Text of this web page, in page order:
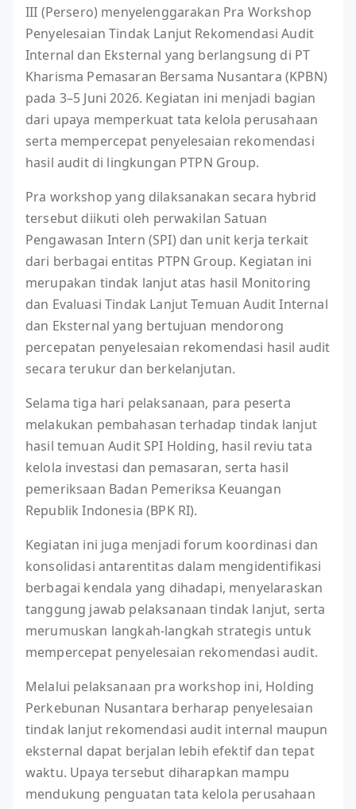
III (Persero) menyelenggarakan Pra Workshop
Penyelesaian Tindak Lanjut Rekomendasi Audit
Internal dan Eksternal yang berlangsung di PT
Kharisma Pemasaran Bersama Nusantara (KPBN)
pada 3–5 Juni 2026. Kegiatan ini menjadi bagian
dari upaya memperkuat tata kelola perusahaan
serta mempercepat penyelesaian rekomendasi
hasil audit di lingkungan PTPN Group.
Pra workshop yang dilaksanakan secara hybrid
tersebut diikuti oleh perwakilan Satuan
Pengawasan Intern (SPI) dan unit kerja terkait
dari berbagai entitas PTPN Group. Kegiatan ini
merupakan tindak lanjut atas hasil Monitoring
dan Evaluasi Tindak Lanjut Temuan Audit Internal
dan Eksternal yang bertujuan mendorong
percepatan penyelesaian rekomendasi hasil audit
secara terukur dan berkelanjutan.
Selama tiga hari pelaksanaan, para peserta
melakukan pembahasan terhadap tindak lanjut
hasil temuan Audit SPI Holding, hasil reviu tata
kelola investasi dan pemasaran, serta hasil
pemeriksaan Badan Pemeriksa Keuangan
Republik Indonesia (BPK RI).
Kegiatan ini juga menjadi forum koordinasi dan
konsolidasi antarentitas dalam mengidentifikasi
berbagai kendala yang dihadapi, menyelaraskan
tanggung jawab pelaksanaan tindak lanjut, serta
merumuskan langkah-langkah strategis untuk
mempercepat penyelesaian rekomendasi audit.
Melalui pelaksanaan pra workshop ini, Holding
Perkebunan Nusantara berharap penyelesaian
tindak lanjut rekomendasi audit internal maupun
eksternal dapat berjalan lebih efektif dan tepat
waktu. Upaya tersebut diharapkan mampu
mendukung penguatan tata kelola perusahaan